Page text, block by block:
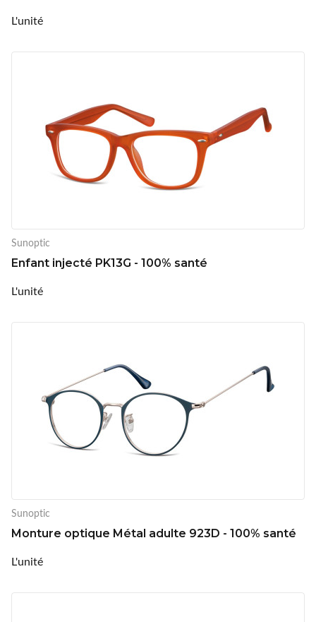
L'unité
Sunoptic
Enfant injecté PK13G - 100% santé
L'unité
Sunoptic
Monture optique Métal adulte 923D - 100% santé
L'unité